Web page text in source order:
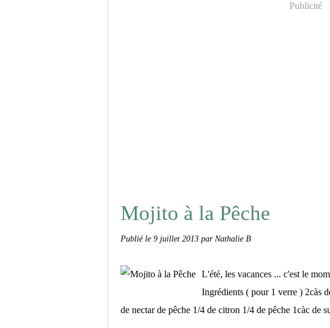
Publicité
Mojito à la Pêche
Publié le 9 juillet 2013 par Nathalie B
L'été, les vacances ... c'est le
Ingrédients ( pour 1 verre ) 2càs
de nectar de pêche 1/4 de citron 1/4 de pêche 1càc de